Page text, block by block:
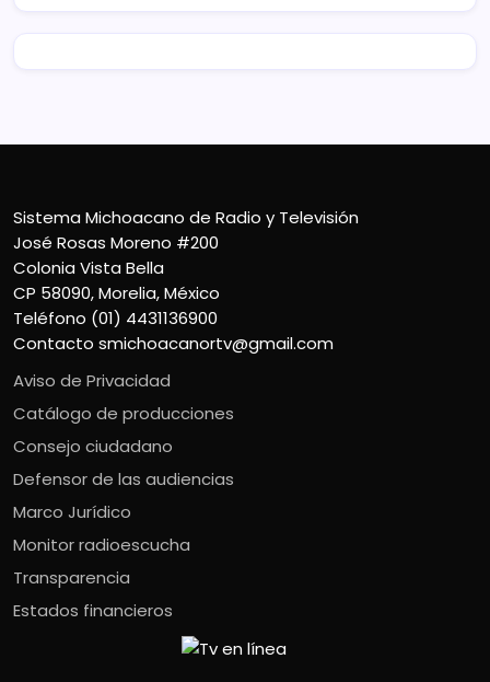
Sistema Michoacano de Radio y Televisión
José Rosas Moreno #200
Colonia Vista Bella
CP 58090, Morelia, México
Teléfono (01) 4431136900
Contacto smichoacanortv@gmail.com
Aviso de Privacidad
Catálogo de producciones
Consejo ciudadano
Defensor de las audiencias
Marco Jurídico
Monitor radioescucha
Transparencia
Estados financieros